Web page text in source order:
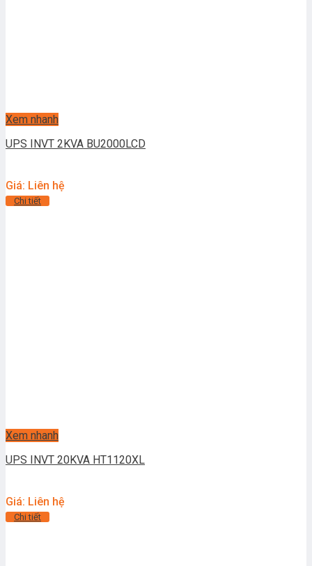
Xem nhanh
UPS INVT 2KVA BU2000LCD
Giá: Liên hệ
Chi tiết
Xem nhanh
UPS INVT 20KVA HT1120XL
Giá: Liên hệ
Chi tiết